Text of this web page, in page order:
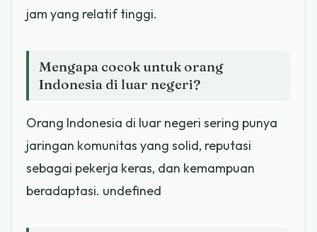
jam yang relatif tinggi.
Mengapa cocok untuk orang
Indonesia di luar negeri?
Orang Indonesia di luar negeri sering punya
jaringan komunitas yang solid, reputasi
sebagai pekerja keras, dan kemampuan
beradaptasi. undefined